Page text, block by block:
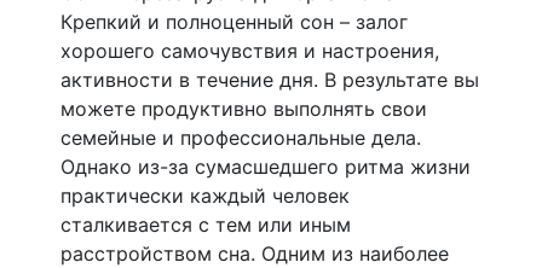
Крепкий и полноценный сон – залог
хорошего самочувствия и настроения,
активности в течение дня. В результате вы
можете продуктивно выполнять свои
семейные и профессиональные дела.
Однако из-за сумасшедшего ритма жизни
практически каждый человек
сталкивается с тем или иным
расстройством сна. Одним из наиболее